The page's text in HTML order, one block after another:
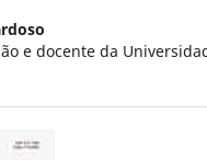
e docente da